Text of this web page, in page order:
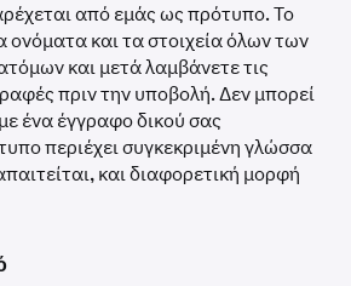
από εμάς ως πρότυπο. Το
και τα στοιχεία όλων των
και μετά λαμβάνετε τις
πριν την υποβολή. Δεν μπορεί
ένα έγγραφο δικού σας
περιέχει συγκεκριμένη γλώσσα
και διαφορετική μορφή